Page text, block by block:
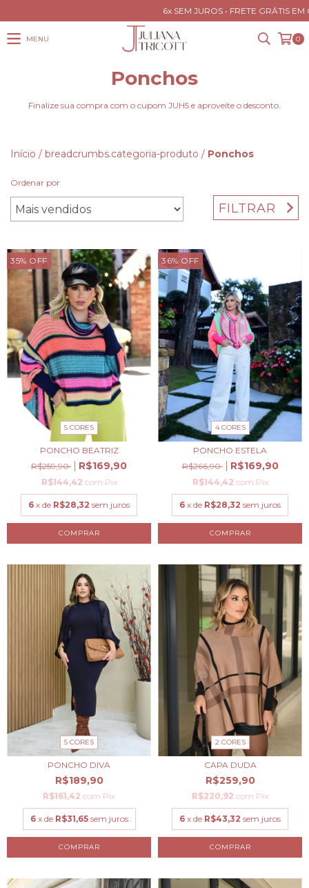
6x SEM JUROS • FRETE GRÁTIS EM
MENU 0
Ponchos
Finalize sua compra com o cupom JUH5 e aproveite o desconto.
Início / breadcrumbs.categoria-produto / Ponchos
Ordenar por
FILTRAR
35% OFF
5 CORES
PONCHO BEATRIZ
R$259,90
R$169,90
R$144,42 com Pix
6 x de R$28,32 sem juros
COMPRAR
36% OFF
4 CORES
PONCHO ESTELA
R$266,90
R$169,90
R$144,42 com Pix
6 x de R$28,32 sem juros
COMPRAR
5 CORES
PONCHO DIVA
R$189,90
R$161,42 com Pix
6 x de R$31,65 sem juros
COMPRAR
2 CORES
CAPA DUDA
R$259,90
R$220,92 com Pix
6 x de R$43,32 sem juros
COMPRAR